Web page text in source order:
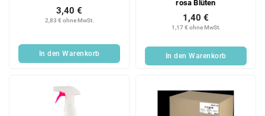
2,83 € ohne MwSt.
3,40 €
In den Warenkorb
rosa Blüten
1,17 € ohne MwSt.
1,40 €
In den Warenkorb